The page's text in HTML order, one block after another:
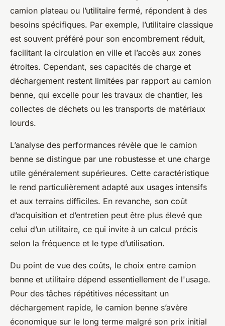
camion plateau ou l’utilitaire fermé, répondent à des
besoins spécifiques. Par exemple, l’utilitaire classique
est souvent préféré pour son encombrement réduit,
facilitant la circulation en ville et l’accès aux zones
étroites. Cependant, ses capacités de charge et
déchargement restent limitées par rapport au camion
benne, qui excelle pour les travaux de chantier, les
collectes de déchets ou les transports de matériaux
lourds.
L’analyse des performances révèle que le camion
benne se distingue par une robustesse et une charge
utile généralement supérieures. Cette caractéristique
le rend particulièrement adapté aux usages intensifs
et aux terrains difficiles. En revanche, son coût
d’acquisition et d’entretien peut être plus élevé que
celui d’un utilitaire, ce qui invite à un calcul précis
selon la fréquence et le type d’utilisation.
Du point de vue des coûts, le choix entre camion
benne et utilitaire dépend essentiellement de l'usage.
Pour des tâches répétitives nécessitant un
déchargement rapide, le camion benne s’avère
économique sur le long terme malgré son prix initial